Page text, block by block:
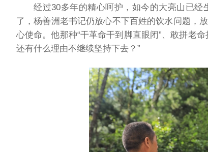
经过30多年的精心呵护，如今的大亮山已
了，杨善洲老书记仍放心不下百姓的饮水问题，
心使命。他那种“干革命干到脚直眼闭”、敢拼老
还有什么理由不继续坚持下去？”